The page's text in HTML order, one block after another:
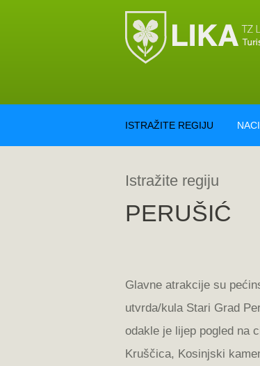
ISTRAŽITE REGIJU
Istražite regiju
PERUŠIĆ
Glavne atrakcije su
utvrda/kula Stari Grad
odakle je lijep pogled na
Kruščica, Kosinjski